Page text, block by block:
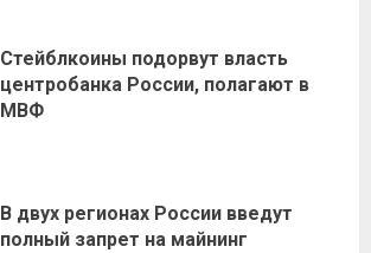
Стейблкоины подорвут власть
центробанка России, полагают в
МВФ
В двух регионах России введут
полный запрет на майнинг